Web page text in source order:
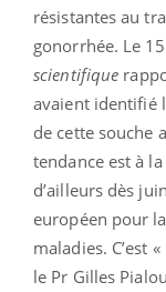
résistantes au
gonorrhée. Le
scientifique
avaient identifié
de cette souche
tendance est à la
d’ailleurs dès
européen pour
maladies. C’est
le Pr Gilles